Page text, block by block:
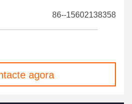
86--15602138358
agora